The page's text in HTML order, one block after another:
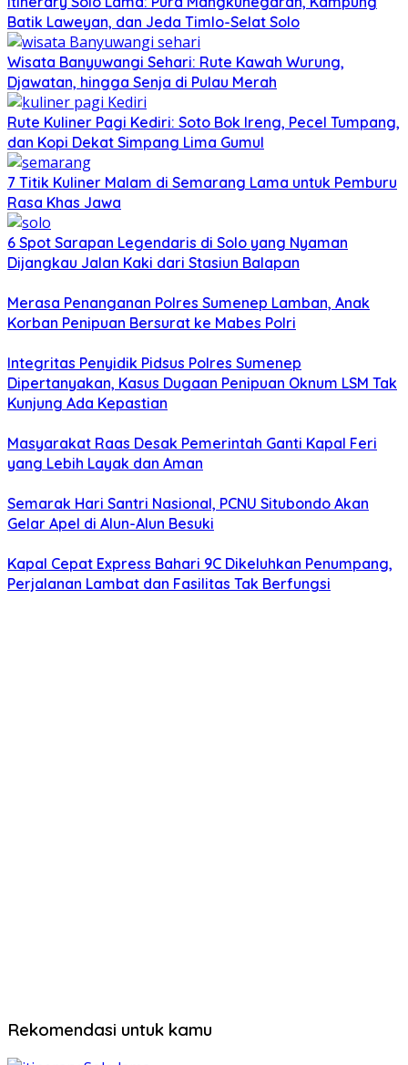
Batik Laweyan, dan Jeda Timlo-Selat Solo
Wisata Banyuwangi Sehari: Rute Kawah Wurung,
Djawatan, hingga Senja di Pulau Merah
Rute Kuliner Pagi Kediri: Soto Bok Ireng, Pecel Tumpang,
dan Kopi Dekat Simpang Lima Gumul
7 Titik Kuliner Malam di Semarang Lama untuk Pemburu
Rasa Khas Jawa
6 Spot Sarapan Legendaris di Solo yang Nyaman
Dijangkau Jalan Kaki dari Stasiun Balapan
Merasa Penanganan Polres Sumenep Lamban, Anak
Korban Penipuan Bersurat ke Mabes Polri
Integritas Penyidik Pidsus Polres Sumenep
Dipertanyakan, Kasus Dugaan Penipuan Oknum LSM Tak
Kunjung Ada Kepastian
Masyarakat Raas Desak Pemerintah Ganti Kapal Feri
yang Lebih Layak dan Aman
Semarak Hari Santri Nasional, PCNU Situbondo Akan
Gelar Apel di Alun-Alun Besuki
Kapal Cepat Express Bahari 9C Dikeluhkan Penumpang,
Perjalanan Lambat dan Fasilitas Tak Berfungsi
Rekomendasi untuk kamu